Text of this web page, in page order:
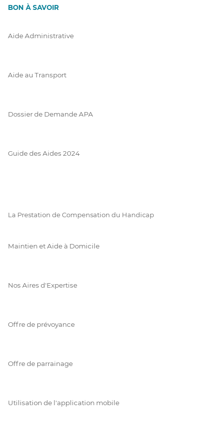
BON À SAVOIR
Aide Administrative
Aide au Transport
Dossier de Demande APA
Guide des Aides 2024
La Prestation de Compensation du Handicap
Maintien et Aide à Domicile
Nos Aires d'Expertise
Offre de prévoyance
Offre de parrainage
Utilisation de l'application mobile